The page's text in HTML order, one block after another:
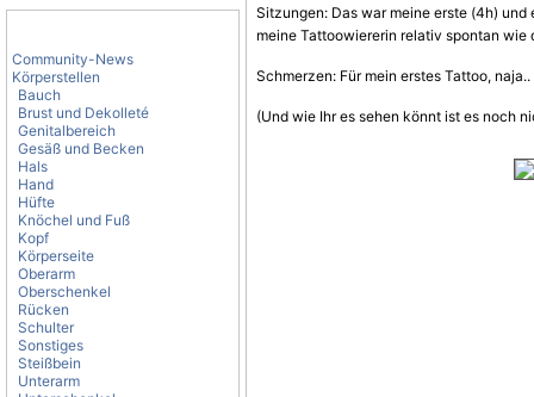
Community-News
Körperstellen
Bauch
Brust und Dekolleté
Genitalbereich
Gesäß und Becken
Hals
Hand
Hüfte
Knöchel und Fuß
Kopf
Körperseite
Oberarm
Oberschenkel
Rücken
Schulter
Sonstiges
Steißbein
Unterarm
Sitzungen: Das war meine erste (4h)
meine Tattoowiererin relativ spontan wie
Schmerzen: Für mein erstes Tattoo,
(Und wie Ihr es sehen könnt ist es noch